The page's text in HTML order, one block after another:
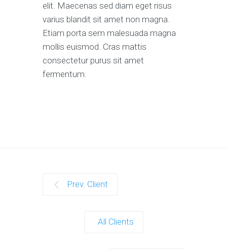
elit. Maecenas sed diam eget risus
varius blandit sit amet non magna.
Etiam porta sem malesuada magna
mollis euismod. Cras mattis
consectetur purus sit amet
fermentum.
Prev. Client
All Clients